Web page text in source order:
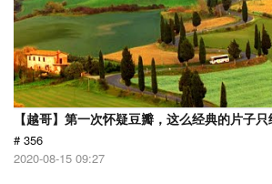
【越哥】第一次怀疑豆瓣，这么经典的片子只
# 356
2020-08-15 09:27